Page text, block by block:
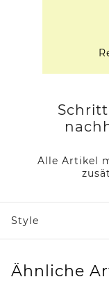
Alle Artikel
Style
Ähnliche